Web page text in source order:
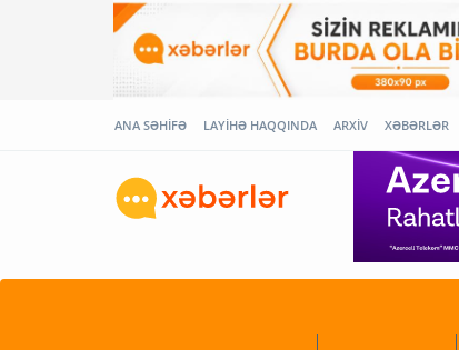
ANA SƏHİFƏ LAYİHƏ HAQQINDA ARXİV XƏBƏRLƏR